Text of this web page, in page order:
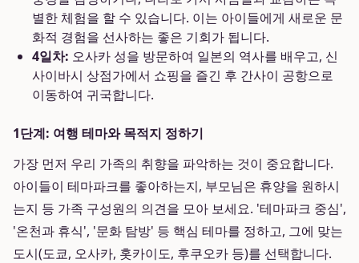
별한 체험을 할 수 있습니다. 이는 아이들에게 새로운 문
화적 경험을 선사하는 좋은 기회가 됩니다.
4일차: 오사카 성을 방문하여 일본의 역사를 배우고, 신
사이바시 상점가에서 쇼핑을 즐긴 후 간사이 공항으로
이동하여 귀국합니다.
1단계: 여행 테마와 목적지 정하기
가장 먼저 우리 가족의 취향을 파악하는 것이 중요합니다.
아이들이 테마파크를 좋아하는지, 부모님은 휴양을 원하시
는지 등 가족 구성원의 의견을 모아 보세요. '테마파크 중심',
'온천과 휴식', '문화 탐방' 등 핵심 테마를 정하고, 그에 맞는
도시(도쿄, 오사카, 홋카이도, 후쿠오카 등)를 선택합니다.